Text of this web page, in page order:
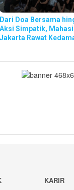
Dari Doa Bersama
Aksi Simpatik,
Jakarta Rawat
KARIR